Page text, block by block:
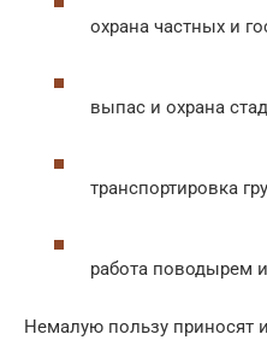
охрана частных и
выпас и охрана
транспортировка
работа поводырем
Немалую пользу приносят